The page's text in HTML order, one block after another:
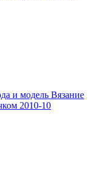
и модель Вязание
2010-10